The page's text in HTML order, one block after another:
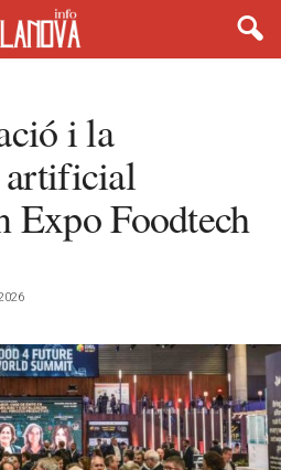
i la
artificial
Expo Foodtech